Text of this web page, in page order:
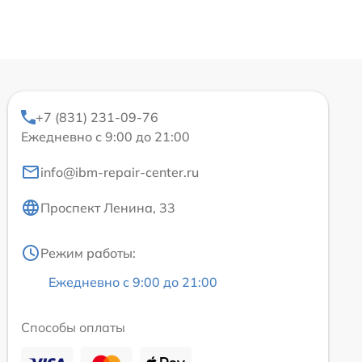
+7 (831) 231-09-76
Ежедневно с 9:00 до 21:00
info@ibm-repair-center.ru
Проспект Ленина, 33
Режим работы:
Ежедневно с 9:00 до 21:00
Способы оплаты